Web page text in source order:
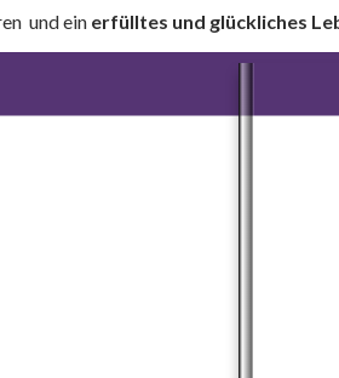
und ein erfülltes und glückliches